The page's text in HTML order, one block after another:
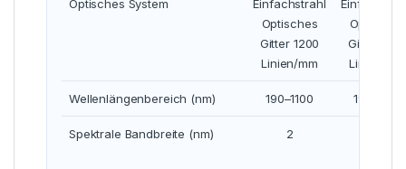
Optisches System
Einfachstrahl
Optisches
Gitter 1200
Linien/mm
Optisches
Gitter
Linien/mm
Wellenlängenbereich (nm) 190–1100 190–1100
Spektrale Bandbreite (nm) 2